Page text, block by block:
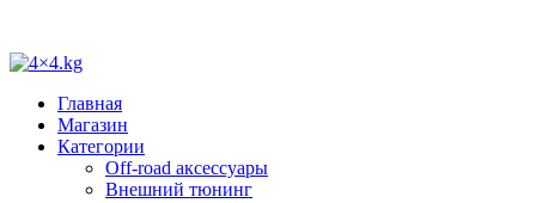
Главная
Магазин
Категории
Off-road аксессуары
Внешний тюнинг